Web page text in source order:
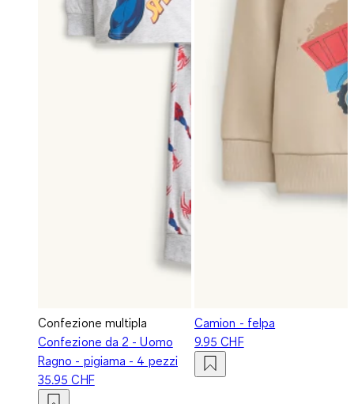
Confezione multipla
Confezione da 2 - Uomo
Ragno - pigiama - 4 pezzi
35.95 CHF
Camion - felpa
9.95 CHF